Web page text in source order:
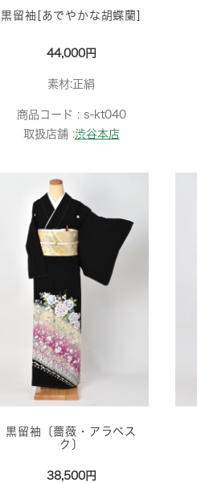
黒留袖[あでやかな胡蝶蘭]
44,000円
素材:正絹
商品コード : s-kt040
取扱店舗 :渋谷本店
黒留袖〔薔薇・アラベス
ク〕
38,500円